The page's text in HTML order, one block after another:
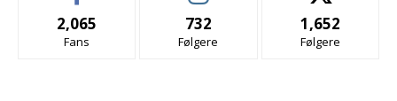
2,065
Fans
732
Følgere
1,652
Følgere